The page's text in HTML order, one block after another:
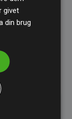
givet
din brug